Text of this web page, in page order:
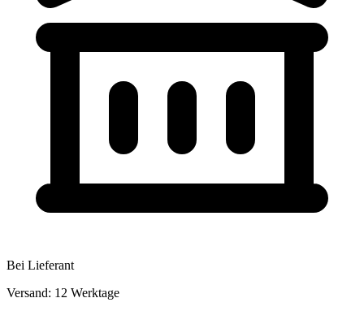
Bei Lieferant
Versand: 12 Werktage